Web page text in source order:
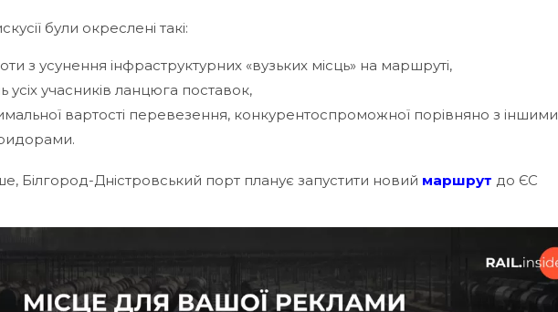
були окреслені такі:
з усунення інфраструктурних «вузьких місць» на маршруті,
усіх учасників ланцюга поставок,
вартості перевезення, конкурентоспроможної порівняно з іншими
Білгород-Дністровський порт планує запустити новий маршрут до ЄС